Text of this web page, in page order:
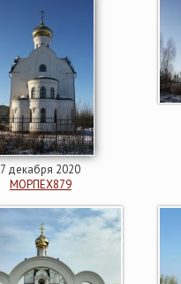
7 декабря 2020
МОРПЕХ879